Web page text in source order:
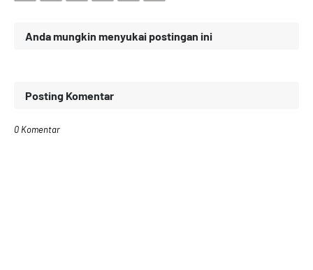
Anda mungkin menyukai postingan ini
Posting Komentar
0 Komentar